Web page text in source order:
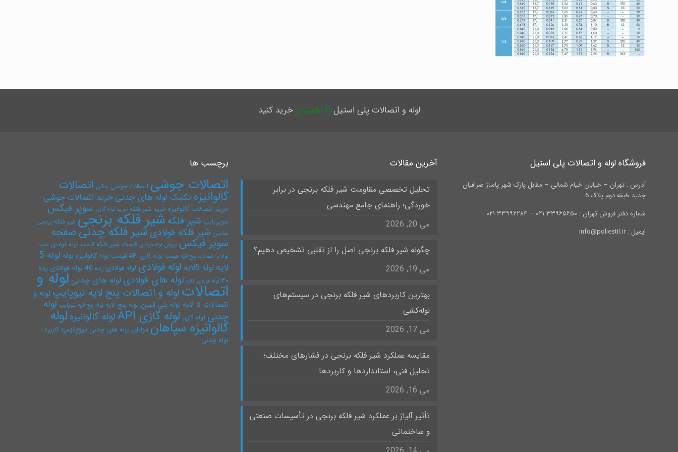
لوله و اتصالات پلی استیل با اطمینانخرید کنید
فروشگاه لوله و اتصالات پلی استیل
آدرس : تهران – خیابان خیام شمالی – مقابل پارک شهر پاساژ صرافیان
جدید طبقه دوم پلاک 6
شماره دفتر فروش تهران : ۳۳۹۶۵۶۵۰ ۰۲۱ – ۳۳۹۹۲۲۸۴ ۰۲۱
ایمیل : info@poliestil.ir
آخرین مقالات
تحلیل تخصصی مقاومت شیر فلکه برنجی در برابر
خوردگی؛ راهنمای جامع مهندسی
می 20, 2026
چگونه شیر فلکه برنجی اصل را از تقلبی تشخیص دهیم؟
می 19, 2026
بهترین کاربردهای شیر فلکه برنجی در سیستم‌های
لوله‌کشی
می 17, 2026
مقایسه عملکرد شیر فلکه برنجی در فشارهای مختلف؛
تحلیل فنی، استانداردها و کاربردها
می 16, 2026
تأثیر آلیاژ بر عملکرد شیر فلکه برنجی در تأسیسات صنعتی
و ساختمانی
برچسب ها
اتصالات جوشی اتصالات جوشی بنکن اتصالات
گالوانیزهتکنیک لوله های چدنیخرید اتصالات جوشی
خرید اتصالات گالوانیزه خرید شیر فلکه خرید لوله گازی سوپر فیکس
سوپرپایپ شیر فلکه شیر فلکه برنجی شیر فلکه برنجی
سامین شیر فلکه فولادیشیر فلکه چدنیصفحه
سوپر فیکس فروش لوله فولادی قیمت شیر فلکه قیمت لوله فولادی قیمت
لوله و اتصالات پنج لایه قیمت لوله گازی API قیمت لوله گالوانیزه لوله
لوله 5
لایه لوله 5لایه لوله فولادی لوله فولادی رده 40
لوله فولادی رده
۴۰ لوله فولادی کاوه لوله های فولادی لوله های چدنی لوله و
اتصالاتلوله و اتصالات پنج لایه نیوپایپ لوله و
اتصالات ۵ لایه
لوله پلی اتیلن لوله پنج لایه لوله پنج لایه نیوپایپ لوله
چدنی لوله گازی لوله گازی API لوله گالوانیزه لوله
گالوانیزه سپاهان مزایای لوله های چدنی نیوپایپ کاربرد
لوله چدنی